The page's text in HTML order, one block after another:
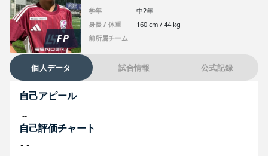
FP
学年
中2年
身長 / 体重
160 cm / 44 kg
前所属チーム
--
個人データ 試合情報 公式記録
自己アピール
--
自己評価チャート
--